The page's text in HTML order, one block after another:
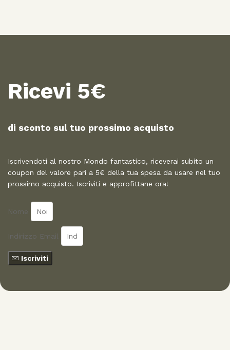
Ricevi 5€
di sconto sul tuo prossimo acquisto​
Iscrivendoti al nostro Mondo fantastico, riceverai subito un
coupon del valore pari a 5€ della tua spesa da usare nel tuo
prossimo acquisto. Iscriviti e approfittane ora!
Nome
Indirizzo Email
Iscriviti